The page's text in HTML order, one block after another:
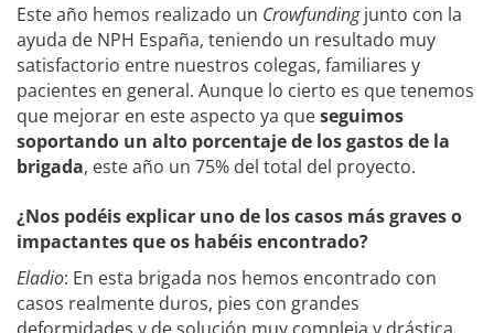
Este año hemos realizado un Crowfundingjunto con la
ayuda de NPH España, teniendo un resultado muy
satisfactorio entre nuestros colegas, familiares y
pacientes en general. Aunque lo cierto es que tenemos
que mejorar en este aspecto ya queseguimos
soportando un alto porcentaje de los gastos de la
brigada, este año un 75% del total del proyecto.
¿Nos podéis explicar uno de los casos más graves o
impactantes que os habéis encontrado?
Eladio: En esta brigada nos hemos encontrado con
casos realmente duros, pies con grandes